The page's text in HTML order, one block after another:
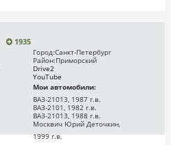
1935
Город:Санкт-Петербург
Район:Приморский
Drive2
YouTube
Мои автомобили:
ВАЗ-21013, 1987 г.в.
ВАЗ-2101, 1982 г.в.
ВАЗ-21013, 1988 г.в.
Москвич Юрий Деточкин,
1999 г.в.